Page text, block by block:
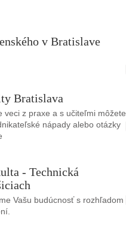
v Bratislave
Bratislava
veci z praxe a s učiteľmi môžete
nápady alebo otázky
- Technická
Vašu budúcnosť s rozhľadom